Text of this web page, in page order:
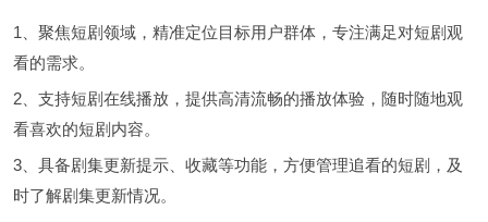
1、聚焦短剧领域，精准定位目标用户群体，专注满足对短剧观
看的需求。
2、支持短剧在线播放，提供高清流畅的播放体验，随时随地观
看喜欢的短剧内容。
3、具备剧集更新提示、收藏等功能，方便管理追看的短剧，及
时了解剧集更新情况。